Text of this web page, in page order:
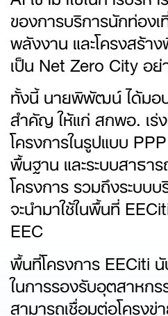
ของการบริการนักท่อง
พลังงาน และโครงสร้า
เป็น Net Zero City อ
ทั้งนี้ นายพิพัฒน์ ได้มอ
สำคัญ ให้แก่ สกพอ. เร่
โครงการในรูปแบบ
พื้นฐาน และระบบสาธ
โครงการ รวมถึงระบบ
จะนำมาใช้ในพื้นที่
EEC
พื้นที่โครงการ EECiti
ในการรองรับอุตสาหกร
สามารถเชื่อมต่อโครง